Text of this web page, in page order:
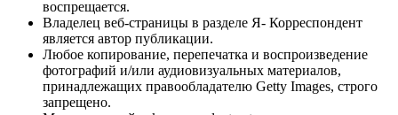
воспрещается.
Владелец веб-страницы в разделе Я- Корреспондент
является автор публикации.
Любое копирование, перепечатка и воспроизведение
фотографий и/или аудиовизуальных материалов,
принадлежащих правообладателю Getty Images, строго
запрещено.